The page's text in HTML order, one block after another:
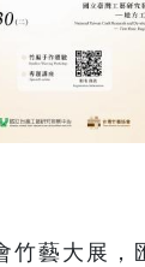
竹藝大展，